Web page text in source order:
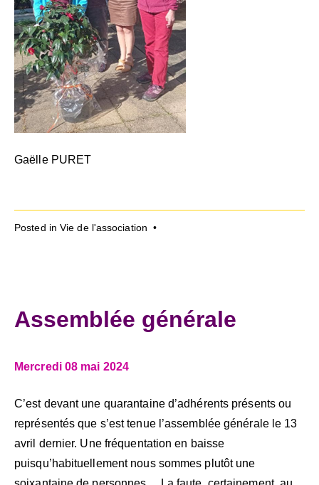
Gaëlle PURET
Posted in Vie de l'association •
Assemblée générale
Mercredi 08 mai 2024
C’est devant une quarantaine d’adhérents présents ou
représentés que s’est tenue l’assemblée générale le 13
avril dernier. Une fréquentation en baisse
puisqu’habituellement nous sommes plutôt une